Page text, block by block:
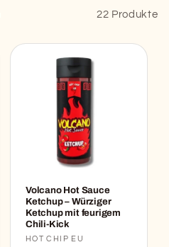
22 Produkte
Volcano Hot Sauce
Ketchup – Würziger
Ketchup mit feurigem
Chili-Kick
Anbieter:
HOT CHIP EU